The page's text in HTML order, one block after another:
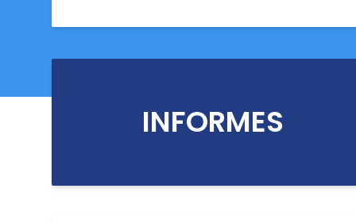
INFORMES